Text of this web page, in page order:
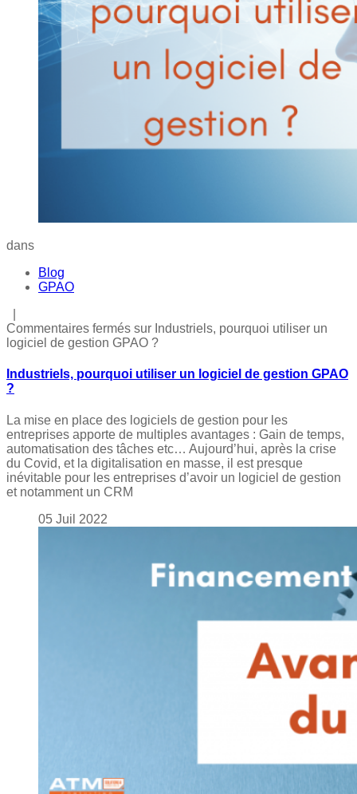
dans
Blog
GPAO
Commentaires fermés sur Industriels, pourquoi utiliser un
logiciel de gestion GPAO ?
Industriels, pourquoi utiliser un logiciel de gestion GPAO
?
La mise en place des logiciels de gestion pour les
entreprises apporte de multiples avantages : Gain de temps,
automatisation des tâches etc… Aujourd’hui, après la crise
du Covid, et la digitalisation en masse, il est presque
inévitable pour les entreprises d’avoir un logiciel de gestion
et notamment un CRM
05 Juil 2022